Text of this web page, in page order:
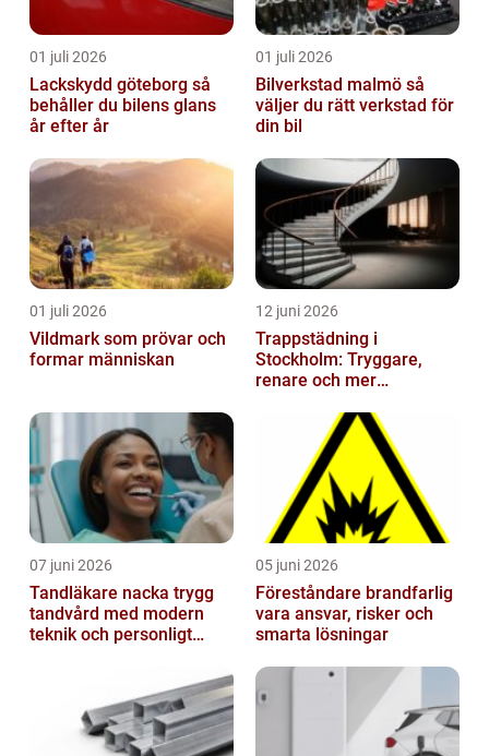
01 juli 2026
Lackskydd göteborg så
behåller du bilens glans
år efter år
01 juli 2026
Bilverkstad malmö så
väljer du rätt verkstad för
din bil
01 juli 2026
Vildmark som prövar och
formar människan
12 juni 2026
Trappstädning i
Stockholm: Tryggare,
renare och mer
07 juni 2026
Tandläkare nacka trygg
tandvård med modern
teknik och personligt
05 juni 2026
Föreståndare brandfarlig
vara ansvar, risker och
smarta lösningar